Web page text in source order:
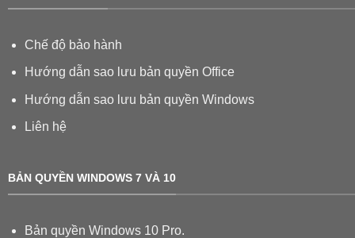
Chế độ bảo hành
Hướng dẫn sao lưu bản quyền Office
Hướng dẫn sao lưu bản quyền Windows
Liên hệ
BẢN QUYỀN WINDOWS 7 VÀ 10
Bản quyền Windows 10 Pro.